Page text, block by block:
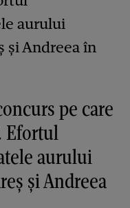
pe care
Efortul
aurului
și Andreea